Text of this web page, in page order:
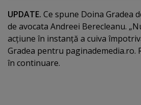
UPDATE. Ce spune Doina Gradea
de avocata Andreei Berecleanu.
acţiune în instanţă a cuiva
Gradea pentru paginademedia.ro.
în continuare.